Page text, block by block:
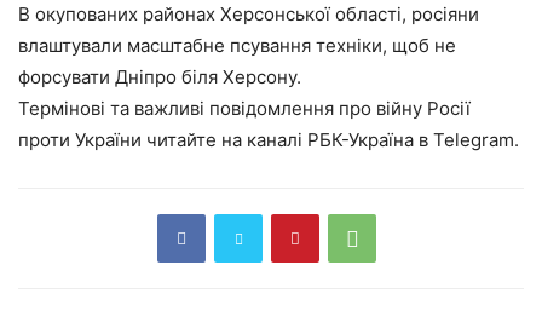
В окупованих районах Херсонської області, росіяни
влаштували масштабне псування техніки, щоб не
форсувати Дніпро біля Херсону.
Термінові та важливі повідомлення про війну Росії
проти України читайте на каналі РБК-Україна в Telegram.